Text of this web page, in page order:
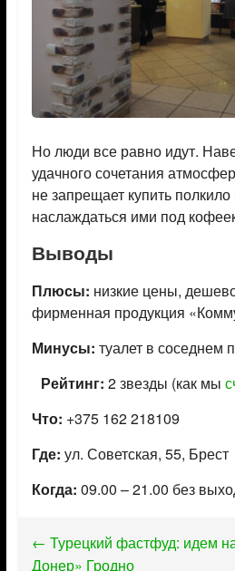
Но люди все равно идут.
удачного сочетания
не запрещает купить
наслаждаться ими под
Выводы
Плюсы: низкие цены,
фирменная продукция
Минусы: туалет в соседнем
Рейтинг: 2 звезды (как мы
Что: +375 162 218109
Где: ул. Советская, 55, Брест
Когда: 09.00 – 21.00 без
← Турецкий фастфуд: идем
Донер» Гродно